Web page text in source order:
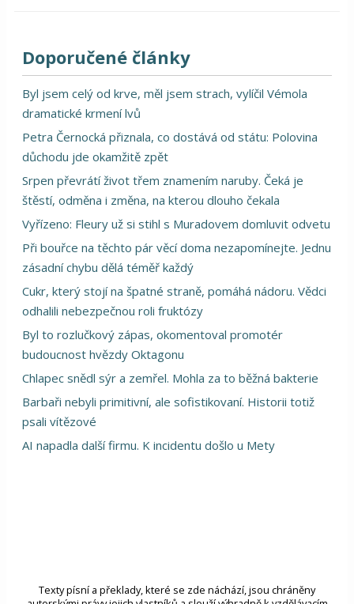
Doporučené články
Byl jsem celý od krve, měl jsem strach, vylíčil Vémola
dramatické krmení lvů
Petra Černocká přiznala, co dostává od státu: Polovina
důchodu jde okamžitě zpět
Srpen převrátí život třem znamením naruby. Čeká je
štěstí, odměna i změna, na kterou dlouho čekala
Vyřízeno: Fleury už si stihl s Muradovem domluvit odvetu
Při bouřce na těchto pár věcí doma nezapomínejte. Jednu
zásadní chybu dělá téměř každý
Cukr, který stojí na špatné straně, pomáhá nádoru. Vědci
odhalili nebezpečnou roli fruktózy
Byl to rozlučkový zápas, okomentoval promotér
budoucnost hvězdy Oktagonu
Chlapec snědl sýr a zemřel. Mohla za to běžná bakterie
Barbaři nebyli primitivní, ale sofistikovaní. Historii totiž
psali vítězové
AI napadla další firmu. K incidentu došlo u Mety
Texty písní a překlady, které se zde náchází, jsou chráněny